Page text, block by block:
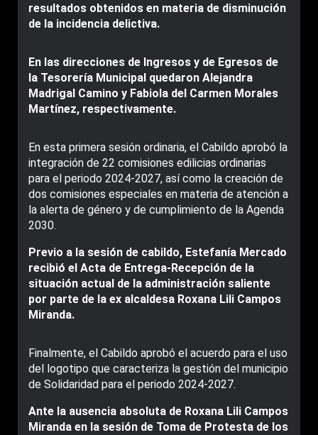
resultados obtenidos en materia de disminución
de la incidencia delictiva.
En las direcciones de Ingresos y de Egresos de
la Tesorería Municipal quedaron Alejandra
Madrigal Camino y Fabiola del Carmen Morales
Martínez, respectivamente.
En esta primera sesión ordinaria, el Cabildo aprobó la
integración de 22 comisiones edilicias ordinarias
para el periodo 2024-2027, así como la creación de
dos comisiones especiales en materia de atención a
la alerta de género y de cumplimiento de la Agenda
2030.
Previo a la sesión de cabildo, Estefanía Mercado
recibió el Acta de Entrega-Recepción de la
situación actual de la administración saliente
por parte de la ex alcaldesa Roxana Lili Campos
Miranda.
Finalmente, el Cabildo aprobó el acuerdo para el uso
del logotipo que caracteriza la gestión del municipio
de Solidaridad para el periodo 2024-2027.
Ante la ausencia absoluta de Roxana Lili Campos
Miranda en la sesión de Toma de Protesta de los